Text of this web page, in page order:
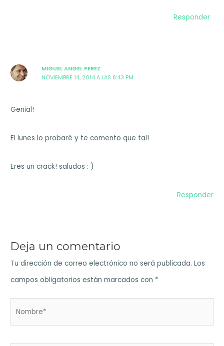
Responder
MIGUEL ANGEL PEREZ
NOVIEMBRE 14, 2014 A LAS 8:43 PM
Genial!
El lunes lo probaré y te comento que tal!
Eres un crack! saludos : )
Responder
Deja un comentario
Tu dirección de correo electrónico no será publicada. Los
campos obligatorios están marcados con *